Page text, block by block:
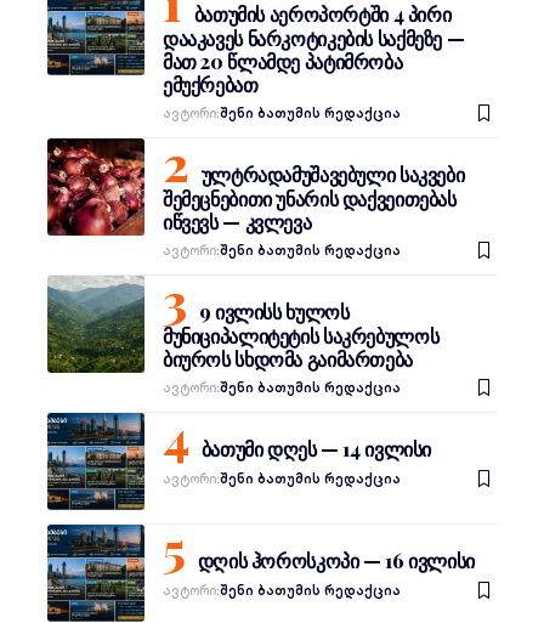
ბათუმის აეროპორტში 4 პირი
დააკავეს ნარკოტიკების საქმეზე —
მათ 20 წლამდე პატიმრობა
ემუქრებათ
Ავტორი:შენი ბათუმის რედაქცია
ულტრადამუშავებული საკვები
შემეცნებითი უნარის დაქვეითებას
იწვევს — კვლევა
Ავტორი:შენი ბათუმის რედაქცია
9 ივლისს ხულოს
მუნიციპალიტეტის საკრებულოს
ბიუროს სხდომა გაიმართება
Ავტორი:შენი ბათუმის რედაქცია
ბათუმი დღეს — 14 ივლისი
Ავტორი:შენი ბათუმის რედაქცია
დღის ჰოროსკოპი — 16 ივლისი
Ავტორი:შენი ბათუმის რედაქცია